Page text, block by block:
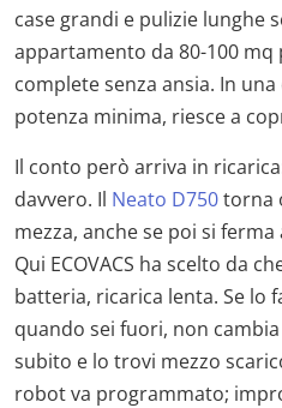
case grandi e pulizie lunghe
appartamento da 80-100 mq
complete senza ansia. In una
potenza minima, riesce a
Il conto però arriva in
davvero. Il Neato D750torna
mezza, anche se poi si
Qui ECOVACS ha scelto da
batteria, ricarica lenta. Se lo
quando sei fuori, non
subito e lo trovi mezzo
robot va programmato;